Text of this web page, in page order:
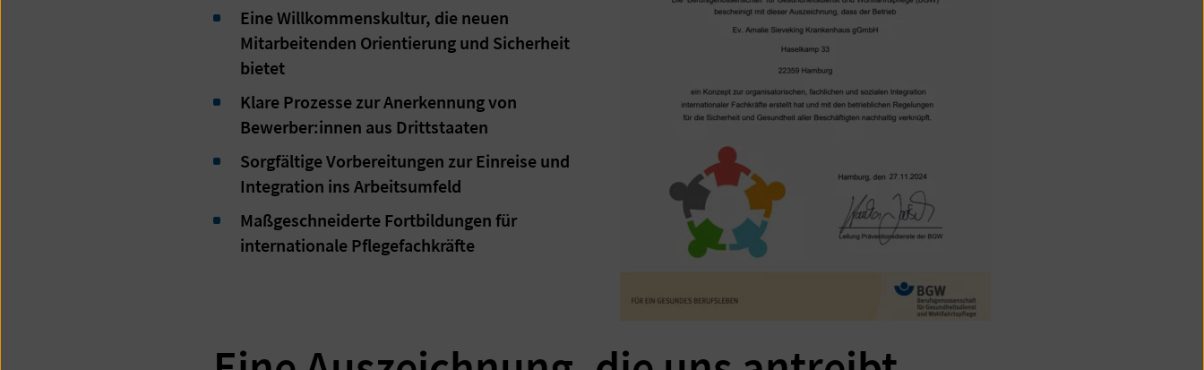
Eine Willkommenskultur, die neuen
Mitarbeitenden Orientierung und Sicherheit
bietet
Klare Prozesse zur Anerkennung von
Bewerber:innen aus Drittstaaten
Sorgfältige Vorbereitungen zur Einreise und
Integration ins Arbeitsumfeld
Maßgeschneiderte Fortbildungen für
internationale Pflegefachkräfte